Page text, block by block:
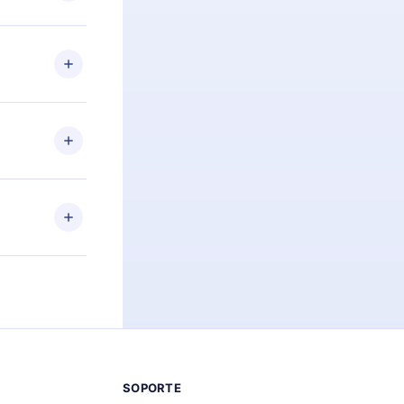
Por
el
de
más de
leer o
iOS,
momento
SOPORTE